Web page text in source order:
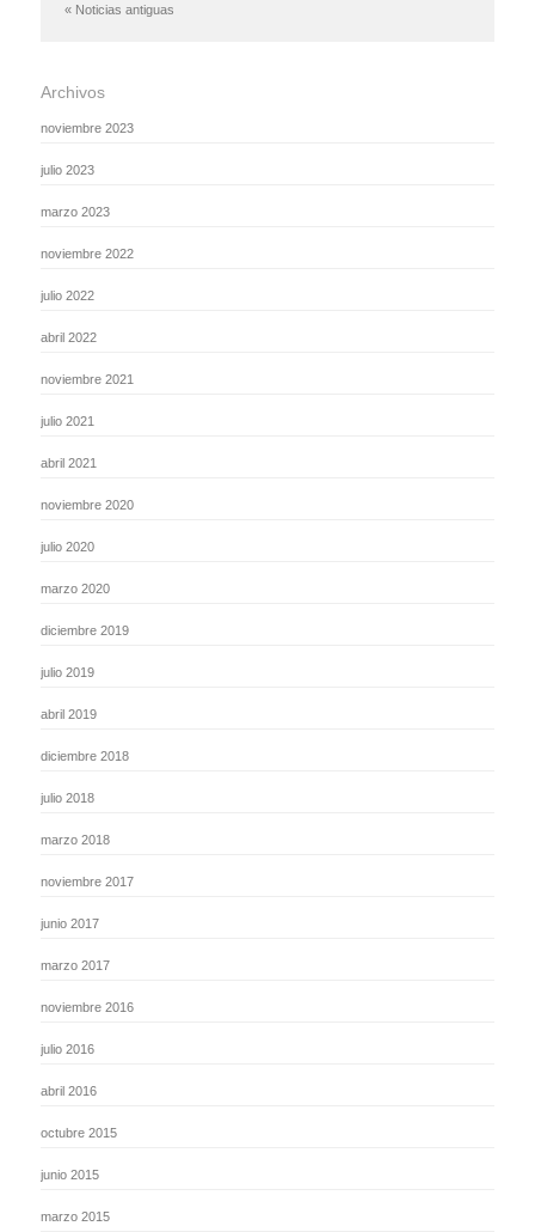
« Noticias antiguas
Archivos
noviembre 2023
julio 2023
marzo 2023
noviembre 2022
julio 2022
abril 2022
noviembre 2021
julio 2021
abril 2021
noviembre 2020
julio 2020
marzo 2020
diciembre 2019
julio 2019
abril 2019
diciembre 2018
julio 2018
marzo 2018
noviembre 2017
junio 2017
marzo 2017
noviembre 2016
julio 2016
abril 2016
octubre 2015
junio 2015
marzo 2015